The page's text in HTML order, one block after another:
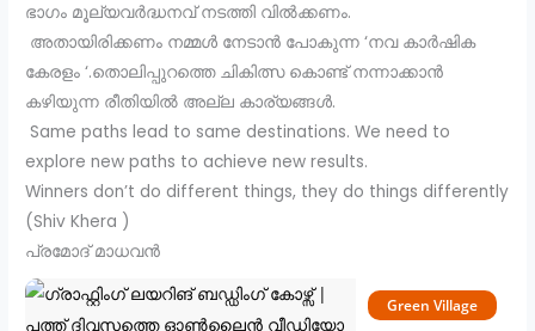
ഭാഗം മൂല്യവർദ്ധനവ് നടത്തി വിൽക്കണം.
അതായിരിക്കണം നമ്മൾ നേടാൻ പോകുന്ന ‘നവ കാർഷിക
കേരളം ‘.തൊലിപ്പുറത്തെ ചികിത്സ കൊണ്ട് നന്നാക്കാൻ
കഴിയുന്ന രീതിയിൽ അല്ല കാര്യങ്ങൾ.
Same paths lead to same destinations. We need to
explore new paths to achieve new results.
Winners don’t do different things, they do things differently
(Shiv Khera )
പ്രമോദ് മാധവൻ
Green Village